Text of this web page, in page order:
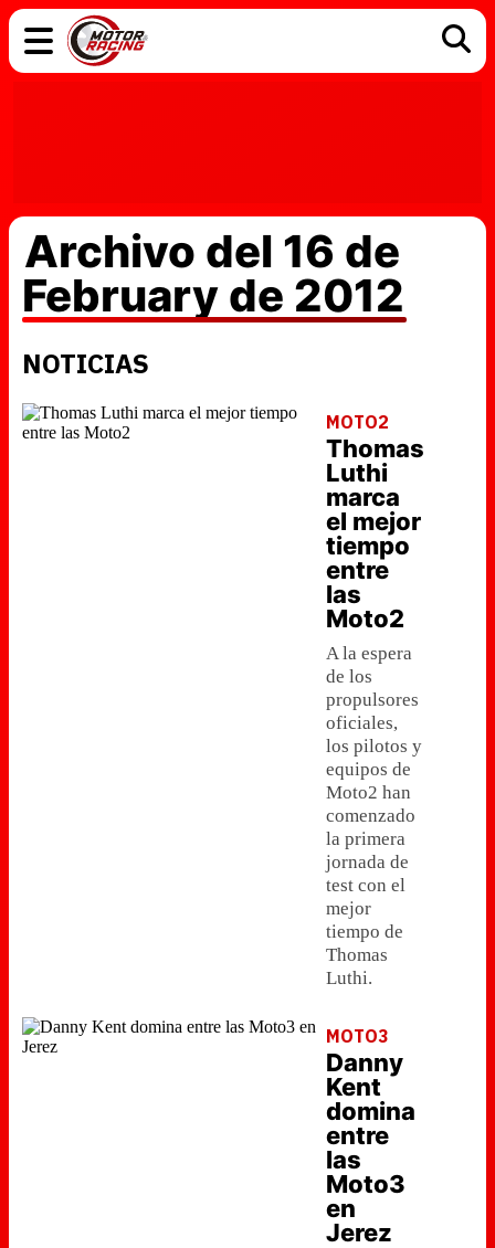
Archivo del 16 de
February de 2012
NOTICIAS
MOTO2
Thomas
Luthi
marca
el mejor
tiempo
entre
las
Moto2
A la espera
de los
propulsores
oficiales,
los pilotos y
equipos de
Moto2 han
comenzado
la primera
jornada de
test con el
mejor
tiempo de
Thomas
Luthi.
MOTO3
Danny
Kent
domina
entre
las
Moto3
en
Jerez